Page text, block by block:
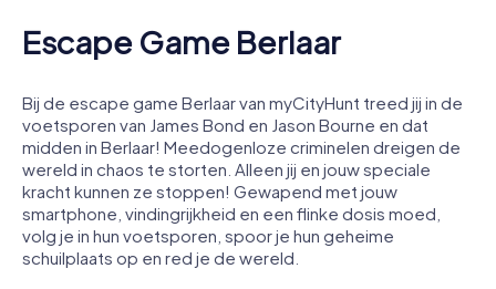
Escape Game Berlaar
Bij de escape game Berlaar van myCityHunt treed jij in de
voetsporen van James Bond en Jason Bourne en dat
midden in Berlaar! Meedogenloze criminelen dreigen de
wereld in chaos te storten. Alleen jij en jouw speciale
kracht kunnen ze stoppen! Gewapend met jouw
smartphone, vindingrijkheid en een flinke dosis moed,
volg je in hun voetsporen, spoor je hun geheime
schuilplaats op en red je de wereld.